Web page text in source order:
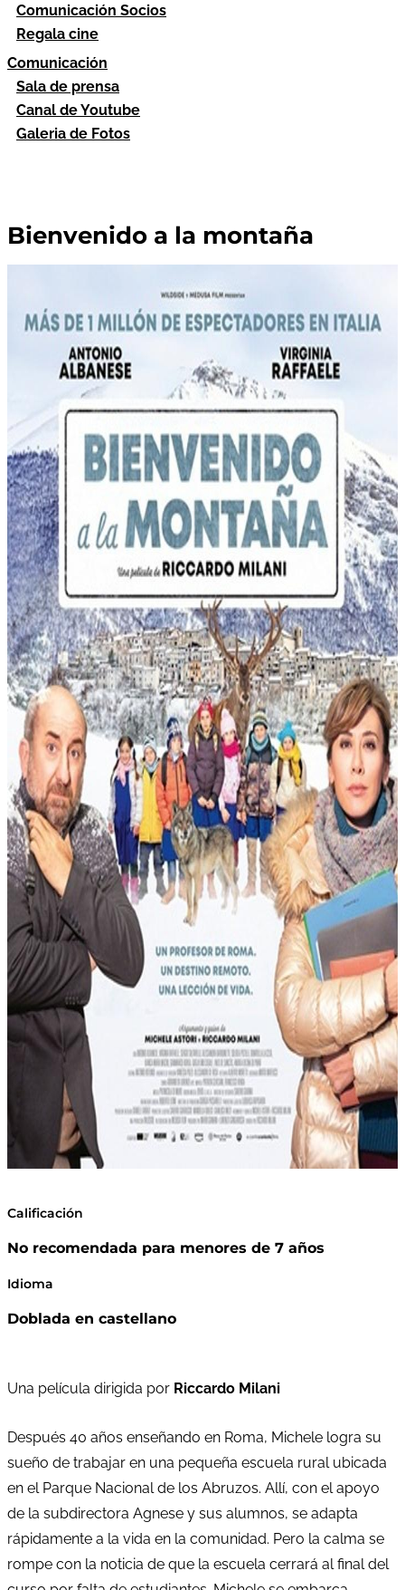
Comunicación Socios
Regala cine
Comunicación
Sala de prensa
Canal de Youtube
Galeria de Fotos
Bienvenido a la montaña
Calificación
No recomendada para menores de 7 años
Idioma
Doblada en castellano
Una película dirigida por Riccardo Milani
Después 40 años enseñando en Roma, Michele logra su
sueño de trabajar en una pequeña escuela rural ubicada
en el Parque Nacional de los Abruzos. Allí, con el apoyo
de la subdirectora Agnese y sus alumnos, se adapta
rápidamente a la vida en la comunidad. Pero la calma se
rompe con la noticia de que la escuela cerrará al final del